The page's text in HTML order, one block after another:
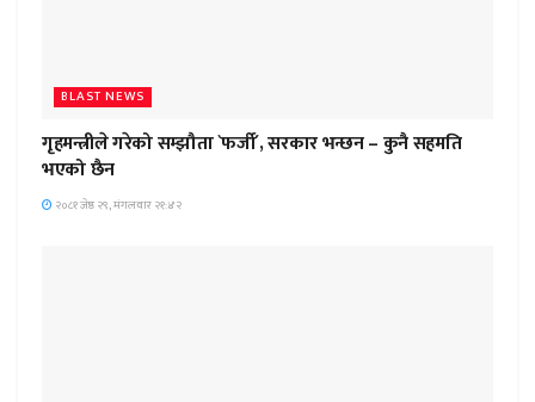
BLAST NEWS
गृहमन्त्रीले गरेको सम्झौता `फर्जी´, सरकार भन्छन – कुनै सहमति
भएको छैन
२०८१ जेष्ठ २९, मंगलवार २१:४२